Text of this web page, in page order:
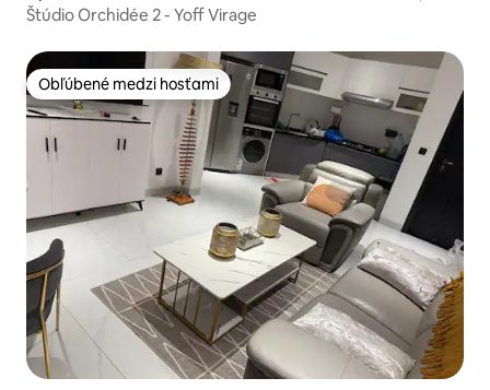
Štúdio Orchidée 2 - Yoff Virage
Obľúbené medzi hosťami
Obľúbené medzi hosťami